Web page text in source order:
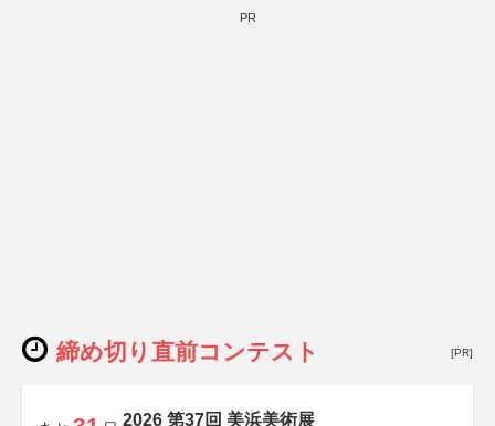
PR
締め切り直前コンテスト [PR]
2026 第37回 美浜美術展